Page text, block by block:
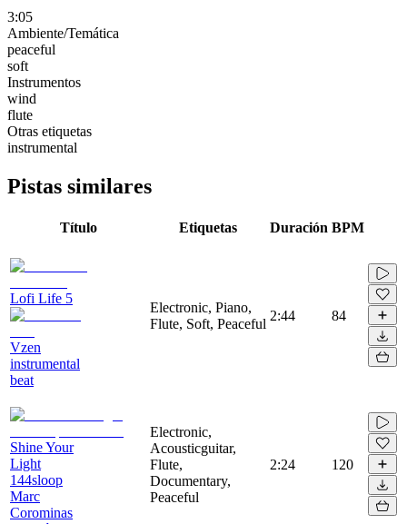
3:05
Ambiente/Temática
peaceful
soft
Instrumentos
wind
flute
Otras etiquetas
instrumental
Pistas similares
Título Etiquetas Duración BPM
Lofi Life 5
Vzen
instrumental
beat
Electronic, Piano,
Flute, Soft, Peaceful
2:44 84
Shine Your
Light
144sloop
Marc
Corominas
Electronic,
Acousticguitar,
Flute,
Documentary,
Peaceful
2:24 120